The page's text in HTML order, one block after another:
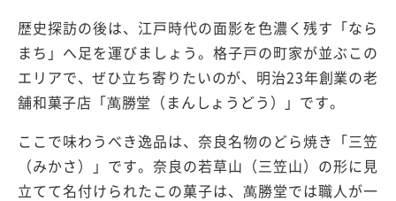
歴史探訪の後は、江戸時代の面影を色濃く残す「なら
まち」へ足を運びましょう。格子戸の町家が並ぶこの
エリアで、ぜひ立ち寄りたいのが、明治23年創業の老
舗和菓子店「萬勝堂（まんしょうどう）」です。
ここで味わうべき逸品は、奈良名物のどら焼き「三笠
（みかさ）」です。奈良の若草山（三笠山）の形に見
立てて名付けられたこの菓子は、萬勝堂では職人が一